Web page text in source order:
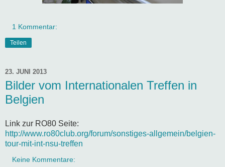
1 Kommentar:
Teilen
23. JUNI 2013
Bilder vom Internationalen Treffen in
Belgien
Link zur RO80 Seite:
http://www.ro80club.org/forum/sonstiges-allgemein/belgien-
tour-mit-int-nsu-treffen
Keine Kommentare: